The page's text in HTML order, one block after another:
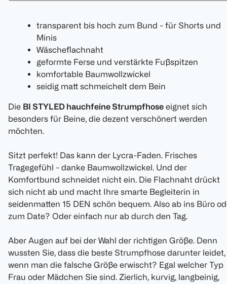
transparent bis hoch zum Bund - für Shorts und
Minis
Wäscheflachnaht
geformte Ferse und verstärkte Fußspitzen
komfortable Baumwollzwickel
seidig matt schmeichelt dem Bein
Die BI STYLED hauchfeine Strumpfhose eignet sich
besonders für Beine, die dezent verschönert werden
möchten.
Sitzt perfekt! Das kann der Lycra-Faden. Frisches
Tragegefühl - danke Baumwollzwickel. Und der
Komfortbund schneidet nicht ein. Die Flachnaht drückt
sich nicht ab und macht Ihre smarte Begleiterin in
seidenmatten 15 DEN schön bequem. Also ab ins Büro
zum Date? Oder einfach nur ab durch den Tag.
Aber Augen auf bei der Wahl der richtigen Größe. Denn
wussten Sie, dass die beste Strumpfhose darunter leidet,
wenn man die falsche Größe erwischt? Egal welcher Typ
Frau oder Mädchen Sie sind. Zierlich, kurvig, langbeinig,